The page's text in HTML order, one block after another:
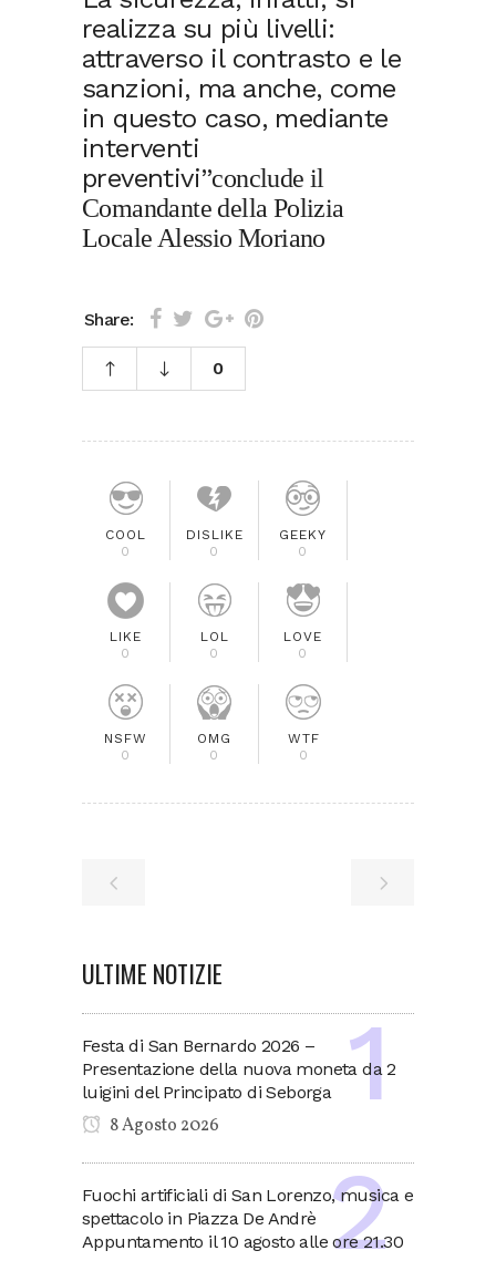
realizza su più livelli:
attraverso il contrasto e le
sanzioni, ma anche, come
in questo caso, mediante
interventi
preventivi”conclude il
Comandante della Polizia
Locale Alessio Moriano
Share:
0
COOL
0
DISLIKE
0
GEEKY
0
LIKE
0
LOL
0
LOVE
0
NSFW
0
OMG
0
WTF
0
ULTIME NOTIZIE
Festa di San Bernardo 2026 –
Presentazione della nuova moneta da 2
luigini del Principato di Seborga
8 Agosto 2026
Fuochi artificiali di San Lorenzo, musica e
spettacolo in Piazza De Andrè
Appuntamento il 10 agosto alle ore 21.30